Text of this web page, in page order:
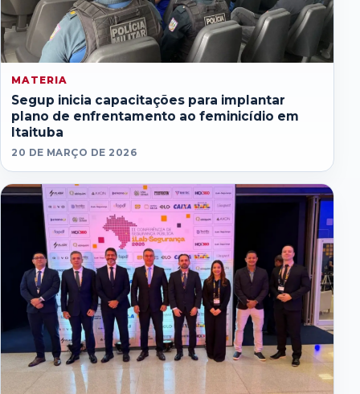
MATERIA
Segup inicia capacitações para implantar
plano de enfrentamento ao feminicídio em
Itaituba
20 DE MARÇO DE 2026